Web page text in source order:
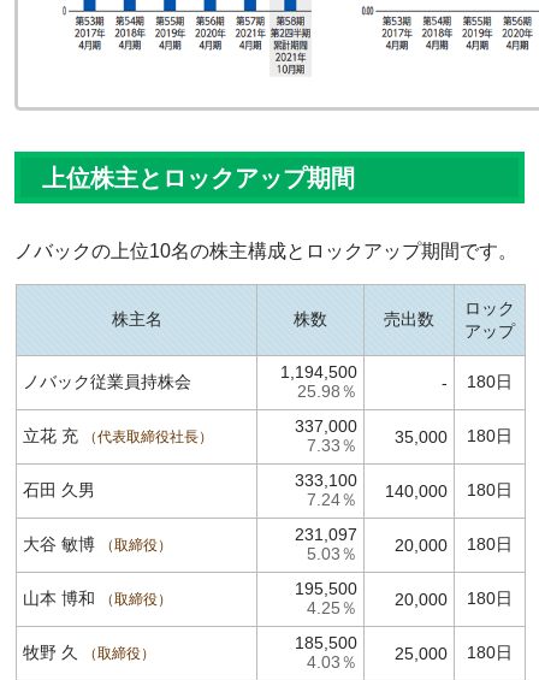
上位株主とロックアップ期間
ノバックの上位10名の株主構成とロックアップ期間です。
株主名 株数 売出数
ロック
アップ
ノバック従業員持株会 1,194,500
25.98％ - 180日
立花 充 代表取締役社長
337,000
7.33％ 35,000 180日
石田 久男 333,100
7.24％ 140,000 180日
大谷 敏博 取締役
231,097
5.03％ 20,000 180日
山本 博和 取締役
195,500
4.25％ 20,000 180日
牧野 久 取締役
185,500
4.03％ 25,000 180日